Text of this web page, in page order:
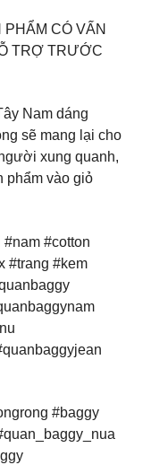
PHẨM CÓ VẤN
TRỢ TRƯỚC
Nam dáng
sẽ mang lại cho
xung quanh,
phẩm vào giỏ
#cotton
#trang #kem
#baggy